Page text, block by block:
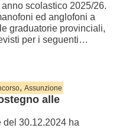
scolastico 2025/26.
ed anglofoni a
graduatorie provinciali,
per i seguenti…
, Assunzione
alle
del 30.12.2024 ha